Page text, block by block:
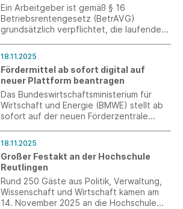
Ein Arbeitgeber ist gemäß § 16
Betriebsrentengesetz (BetrAVG)
grundsätzlich verpflichtet, die laufenden
überprüfen und nach billigem Ermessen
über eine Anpassung zu entscheiden. Ein
Hilfsmittel für diese Entscheidung ist die
Entwicklung des jeweiligen
Verbraucherpreisindexes.
18.11.2025
Fördermittel ab sofort digital auf
neuer Plattform beantragen
Das Bundeswirtschaftsministerium für
Wirtschaft und Energie (BMWE) stellt ab
sofort auf der neuen Förderzentrale
Zentralen Innovationsprogramms
Mittelstand (ZIM) zur Verfügung.
18.11.2025
Großer Festakt an der Hochschule
Reutlingen
Rund 250 Gäste aus Politik, Verwaltung,
Wissenschaft und Wirtschaft kamen am
14. November 2025 an die Hochschule